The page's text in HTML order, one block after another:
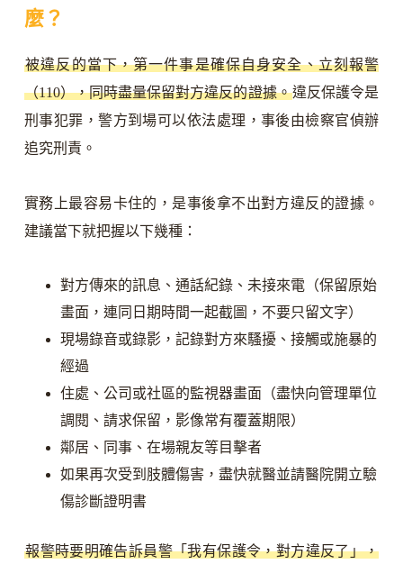
麼？
被違反的當下，第一件事是確保自身安全、立刻報警
（110），同時盡量保留對方違反的證據。違反保護令是
刑事犯罪，警方到場可以依法處理，事後由檢察官偵辦
追究刑責。
實務上最容易卡住的，是事後拿不出對方違反的證據。
建議當下就把握以下幾種：
對方傳來的訊息、通話紀錄、未接來電（保留原始
畫面，連同日期時間一起截圖，不要只留文字）
現場錄音或錄影，記錄對方來騷擾、接觸或施暴的
經過
住處、公司或社區的監視器畫面（盡快向管理單位
調閱、請求保留，影像常有覆蓋期限）
鄰居、同事、在場親友等目擊者
如果再次受到肢體傷害，盡快就醫並請醫院開立驗
傷診斷證明書
報警時要明確告訴員警「我有保護令，對方違反了」，